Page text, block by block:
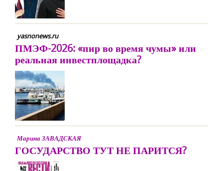
yasnonews.ru
ПМЭФ-2026: «пир во время чумы» или
реальная инвестплощадка?
Марина ЗАВАДСКАЯ
ГОСУДАРСТВО ТУТ НЕ ПАРИТСЯ?